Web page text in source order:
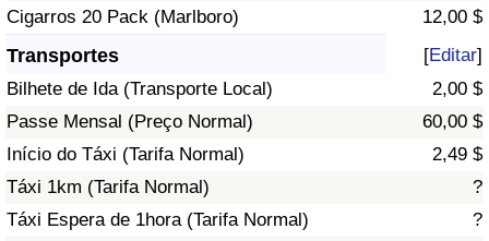
Cigarros 20 Pack (Marlboro)
12,00 $
Transportes [Editar]
Bilhete de Ida (Transporte Local)
2,00 $
Passe Mensal (Preço Normal)
60,00 $
Início do Táxi (Tarifa Normal)
2,49 $
Táxi 1km (Tarifa Normal)
?
Táxi Espera de 1hora (Tarifa Normal)
?
Indicador de Trânsito por País